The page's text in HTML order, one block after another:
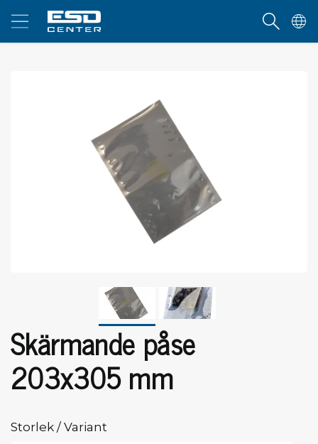
Skärmande påse
203x305 mm
Storlek / Variant